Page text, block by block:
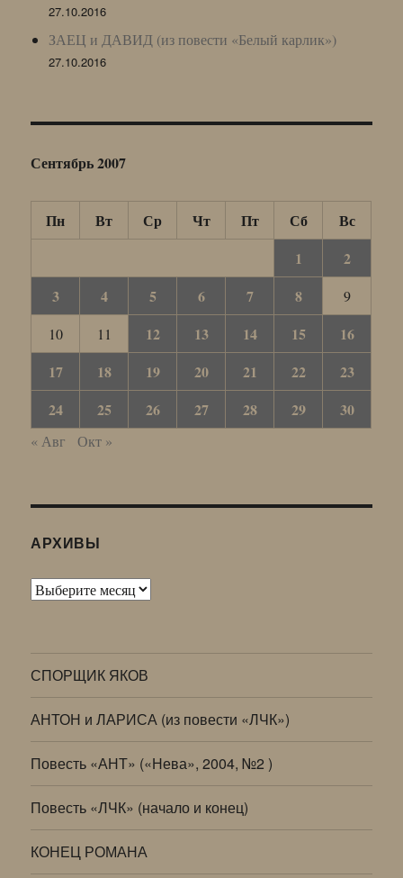
27.10.2016
ЗАЕЦ и ДАВИД (из повести «Белый карлик»)
27.10.2016
Сентябрь 2007
Пн Вт Ср Чт Пт Сб
Вс
1
2
3
4 5 6 7 8
9
10
11 12 13 14 15
16
17
18 19 20 21 22
23
24
25 26 27 28 29 30
« Авг Окт »
АРХИВЫ
Архивы
СПОРЩИК ЯКОВ
АНТОН и ЛАРИСА (из повести «ЛЧК»)
Повесть «АНТ» («Нева», 2004, №2 )
Повесть «ЛЧК» (начало и конец)
КОНЕЦ РОМАНА